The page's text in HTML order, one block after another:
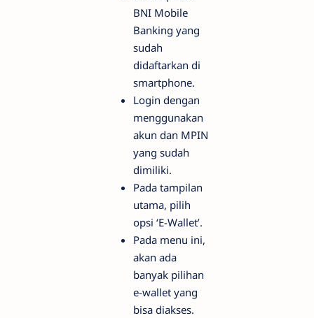
BNI Mobile
Banking yang
sudah
didaftarkan di
smartphone.
Login dengan
menggunakan
akun dan MPIN
yang sudah
dimiliki.
Pada tampilan
utama, pilih
opsi ‘E-Wallet’.
Pada menu ini,
akan ada
banyak pilihan
e-wallet yang
bisa diakses.